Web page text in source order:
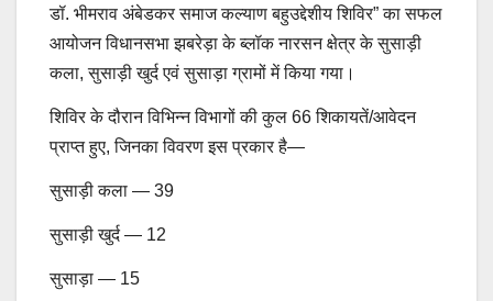
डॉ. भीमराव अंबेडकर समाज कल्याण बहुउद्देशीय शिविर” का सफल
आयोजन विधानसभा झबरेड़ा के ब्लॉक नारसन क्षेत्र के सुसाड़ी
कला, सुसाड़ी खुर्द एवं सुसाड़ा ग्रामों में किया गया।
शिविर के दौरान विभिन्न विभागों की कुल 66 शिकायतें/आवेदन
प्राप्त हुए, जिनका विवरण इस प्रकार है—
सुसाड़ी कला — 39
सुसाड़ी खुर्द — 12
सुसाड़ा — 15